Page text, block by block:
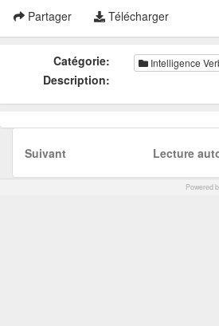
Partager Télécharger
Catégorie: Intelligence
Description:
Suivant Lecture
Powered